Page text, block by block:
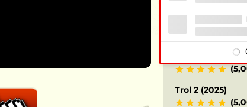
Seiya (2023)
Terrifier 3 –
Trol 2 (2025)